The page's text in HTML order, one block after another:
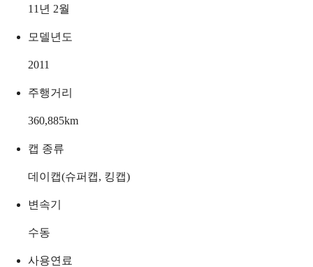
11년 2월
모델년도
2011
주행거리
360,885km
캡 종류
데이캡(슈퍼캡, 킹캡)
변속기
수동
사용연료